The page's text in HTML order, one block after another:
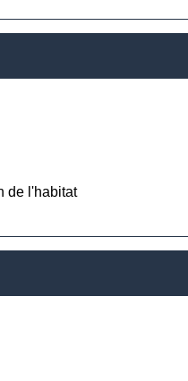
de l'habitat